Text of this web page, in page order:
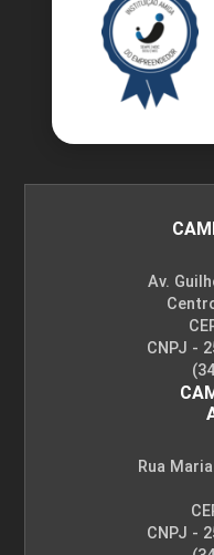
Av.
CNPJ -
Rua
CNPJ -